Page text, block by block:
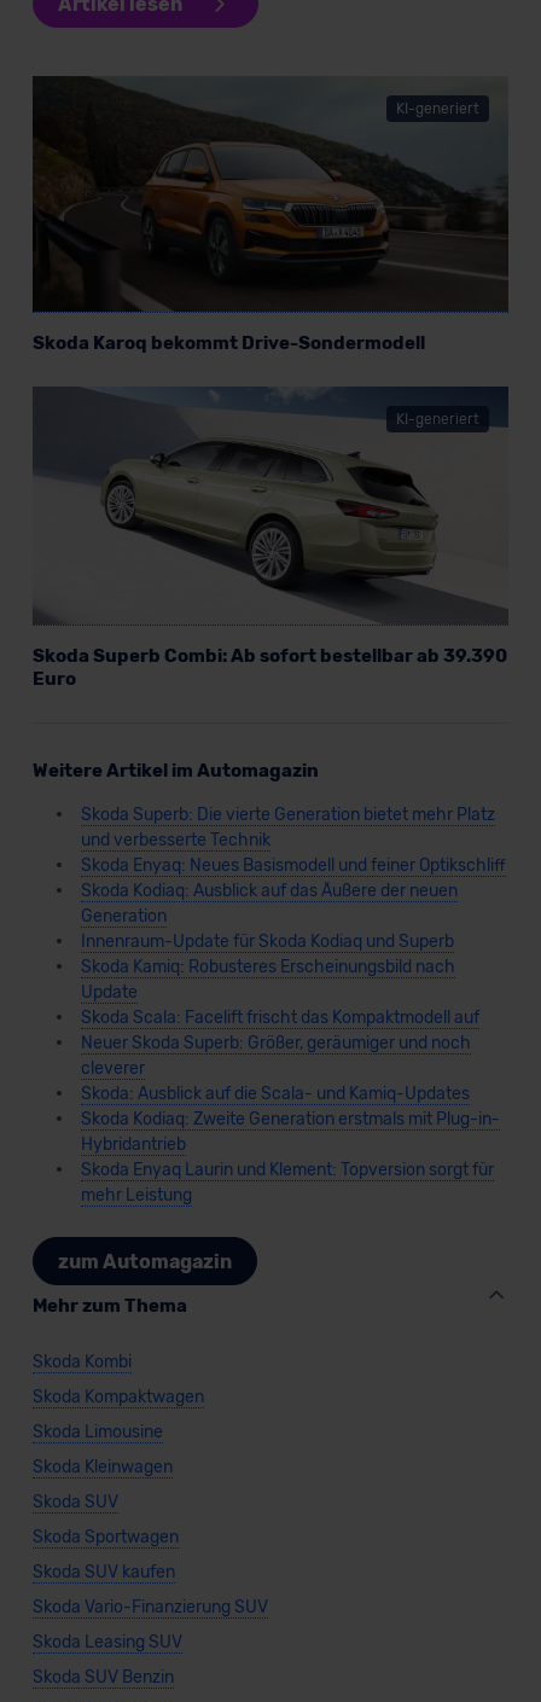
KI-generiert
Skoda Karoq bekommt Drive-Sondermodell
KI-generiert
Skoda Superb Combi: Ab sofort bestellbar ab 39.390
Euro
Weitere Artikel im Automagazin
Skoda Superb: Die vierte Generation bietet mehr Platz
und verbesserte Technik
Skoda Enyaq: Neues Basismodell und feiner Optikschliff
Skoda Kodiaq: Ausblick auf das Äußere der neuen
Generation
Innenraum-Update für Skoda Kodiaq und Superb
Skoda Kamiq: Robusteres Erscheinungsbild nach
Update
Skoda Scala: Facelift frischt das Kompaktmodell auf
Neuer Skoda Superb: Größer, geräumiger und noch
cleverer
Skoda: Ausblick auf die Scala- und Kamiq-Updates
Skoda Kodiaq: Zweite Generation erstmals mit Plug-in-
Hybridantrieb
Skoda Enyaq Laurin und Klement: Topversion sorgt für
mehr Leistung
zum Automagazin
Mehr zum Thema
Skoda Kombi
Skoda Kompaktwagen
Skoda Limousine
Skoda Kleinwagen
Skoda SUV
Skoda Sportwagen
Skoda SUV kaufen
Skoda Vario-Finanzierung SUV
Skoda Leasing SUV
Skoda SUV Benzin